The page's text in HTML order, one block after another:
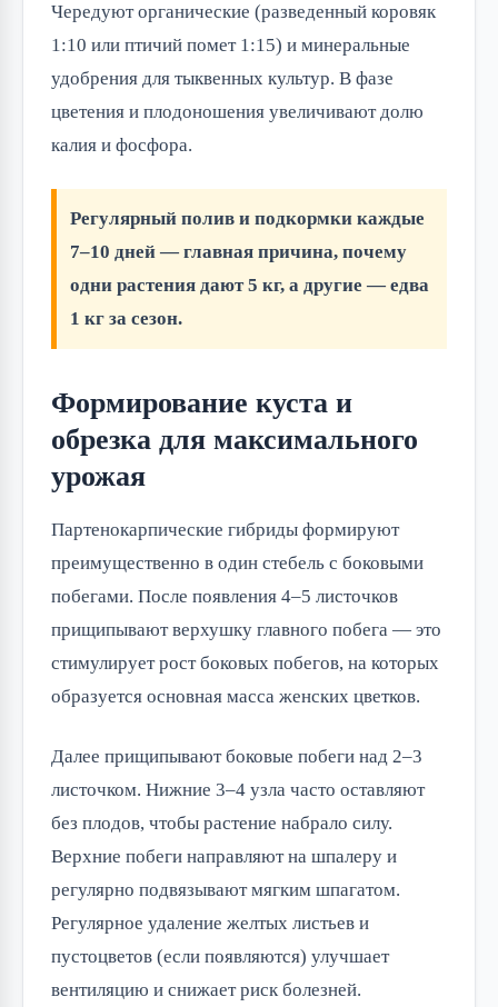
Чередуют органические (разведенный коровяк
1:10 или птичий помет 1:15) и минеральные
удобрения для тыквенных культур. В фазе
цветения и плодоношения увеличивают долю
калия и фосфора.
Регулярный полив и подкормки каждые
7–10 дней — главная причина, почему
одни растения дают 5 кг, а другие — едва
1 кг за сезон.
Формирование куста и
обрезка для максимального
урожая
Партенокарпические гибриды формируют
преимущественно в один стебель с боковыми
побегами. После появления 4–5 листочков
прищипывают верхушку главного побега — это
стимулирует рост боковых побегов, на которых
образуется основная масса женских цветков.
Далее прищипывают боковые побеги над 2–3
листочком. Нижние 3–4 узла часто оставляют
без плодов, чтобы растение набрало силу.
Верхние побеги направляют на шпалеру и
регулярно подвязывают мягким шпагатом.
Регулярное удаление желтых листьев и
пустоцветов (если появляются) улучшает
вентиляцию и снижает риск болезней.